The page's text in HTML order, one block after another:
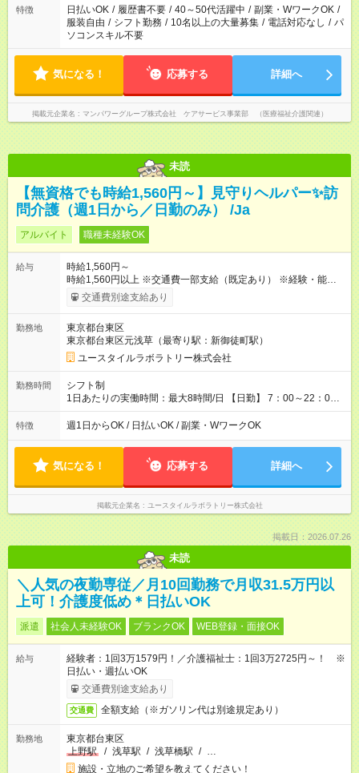
案内が難しい場合があります
特徴 日払いOK / 履歴書不要 / 40～50代活躍中 / 副業・WワークOK /
服装自由 / シフト勤務 / 10名以上の大量募集 / 電話対応なし / パ
ソコンスキル不要
気になる！ 応募する 詳細へ
掲載元企業名 マンパワーグループ株式会社 ケアサービス事業部 （医療福祉介護関連）
未読
【無資格でも時給1,560円～】見守りヘルパー✨訪
問介護（週1日から／日勤のみ） /Ja
アルバイト 職種未経験OK
給与
時給1,560円～
時給1,560円以上 ※交通費一部支給（既定あり） ※経験・能力を
考慮して決定します 【収入例】 週1回勤務の場合：1,560円×8時
間×4回=4万9,920円 週3回勤務の場合：1,560円×8時間×12回
9,600円 【試用期間】試用期間あり 試用期間の長さ：2ヶ月
※ 雇用形態と給与に、本採用時と異なる部分があります。 雇用
形態：本採用時と同じです。 給与：時給 1,230円以上
交通費別途支給あり
勤務地
東京都台東区
東京都台東区元浅草（最寄り駅：新御徒町駅）
ユースタイルラボラトリー株式会社
勤務時間
シフト制
1日あたりの実働時間：最大8時間/日 【日勤】 7：00～22：00
の間で8時間勤務（休憩時間は法定通り） ※週1日～OK ／ 夜勤
なし ＊＊ 勤務時間例 ＊＊ ■8時から17時 ■9時から18時 ■10
定（毎週同じ曜日勤務）
特徴 週1日からOK / 日払いOK / 副業・WワークOK
気になる！ 応募する 詳細へ
掲載元企業名 ユースタイルラボラトリー株式会社
掲載日：2026.07.26
未読
＼人気の夜勤専従／月10回勤務で月収31.5万円以
上可！介護度低め＊日払いOK
派遣 社会人未経験OK ブランクOK WEB登録・面接OK
給与
経験者：1回3万1579円！／介護福祉士：1回3万2725円～！ ※
日払い・週払いOK
交通費別途支給あり
交通費 全額支給（※ガソリン代は別途規定あり）
勤務地
東京都台東区
上野駅
/ 浅草駅 / 浅草橋駅 / …
施設・立地のご希望を教えてください！